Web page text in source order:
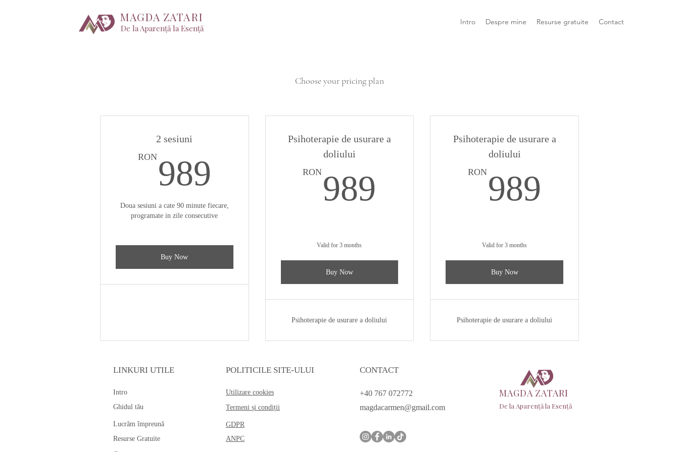
MAGDA ZATARI
De la Aparență la Esență
Intro Despre mine Resurse gratuite Contact
Choose your pricing plan
2 sesiuni
RON 989 989RON
Doua sesiuni a cate 90 minute fiecare,
programate in zile consecutive
Buy Now
Psihoterapie de usurare a
doliului
RON 989 989RON
Valid for 3 months
Buy Now
Psihoterapie de usurare a doliului
Psihoterapie de usurare a
doliului
RON 989
Valid for 3 months
Buy Now
Psihoterapie de usurare a doliului
LINKURI UTILE
Intro
Ghidul tău
Lucrăm împreună
Resurse Gratuite
POLITICILE SITE-ULUI
Utilizare cookies
Termeni și condiții
GDPR
ANPC
CONTACT
+40 767 072772
magdacarmen@gmail.com
MAGDA ZATARI
De la Aparență la Esență